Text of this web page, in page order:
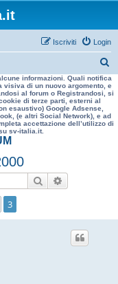
Login
Iscriviti
e
r
a
informazioni. Quali notifica
di un nuovo argomento, e
al forum o Registrandosi, si
di terze parti, esterni al
esaustivo) Google Adsense,
(e altri Social Network), e ad
accettazione dell’utilizzo di
sv-italia.it.
Cerca
3